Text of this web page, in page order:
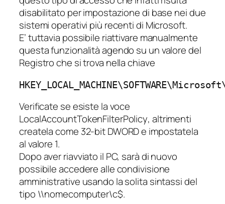
disabilitato per impostazione di base nei due
sistemi operativi più recenti di Microsoft.
E’ tuttavia possibile riattivare manualmente
questa funzionalità agendo su un valore del
Registro che si trova nella chiave
Verificate se esiste la voce
LocalAccountTokenFilterPolicy, altrimenti
createla come 32-bit DWORD e impostatela
al valore 1.
Dopo aver riavviato il PC, sarà di nuovo
possibile accedere alle condivisione
amministrative usando la solita sintassi del
tipo \\nomecomputer\c$.